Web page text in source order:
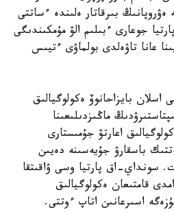
بىرقاتار ەلىندە ءساتتى
جوعارى ءبىلىم الۋ مۇمكىندىگى
عانا تاۋەلدى بولماۋى ءتيىس
اسلان بايزاحانوۆ ەكولوگيالىق
ماڭىزدىلىعىنا
اعارتۋ جۇمىستارى
باسقارۋ جۇيەسىنە دەيىن
سونداي-اق پارتيا وسى ۋاقىتقا
ادامدى قامتىعان ەكولوگيالىق
اسىرعانىن اتاپ ءوتتى.